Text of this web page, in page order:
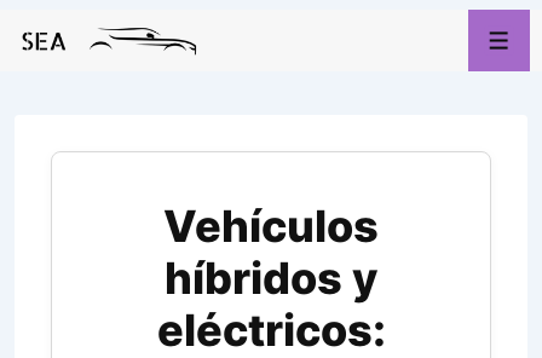
Saltar
principal
Vehículos
híbridos y
eléctricos: